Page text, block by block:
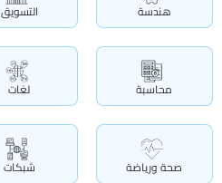
هندسة التسويق
محاسبة لغات
صحة ورياضة شبكات